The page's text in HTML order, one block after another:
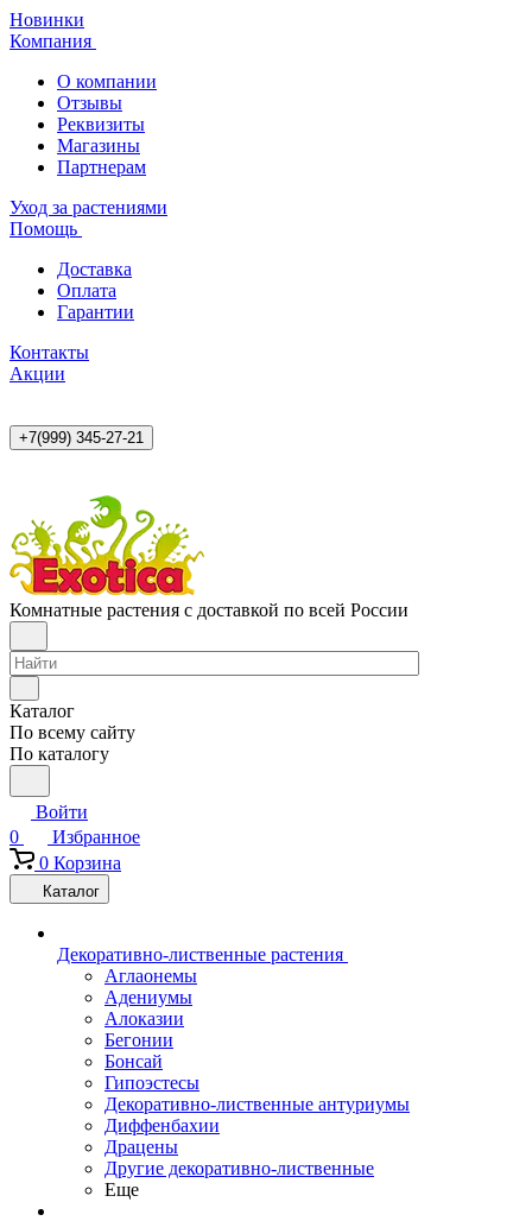
Новинки
Компания
О компании
Отзывы
Реквизиты
Магазины
Партнерам
Уход за растениями
Помощь
Доставка
Оплата
Гарантии
Контакты
Акции
+7(999) 345-27-21
Комнатные растения с доставкой по всей России
Каталог
По всему сайту
По каталогу
Войти
0
Избранное
0 Корзина
Каталог
Декоративно-лиственные растения
Аглаонемы
Адениумы
Алоказии
Бегонии
Бонсай
Гипоэстесы
Декоративно-лиственные антуриумы
Диффенбахии
Драцены
Другие декоративно-лиственные
Еще